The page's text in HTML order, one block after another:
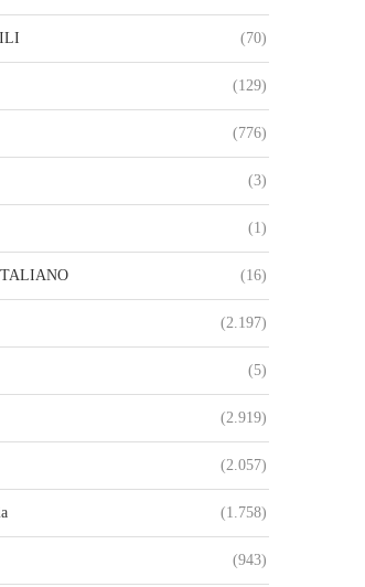
(70)
(129)
(776)
(3)
(1)
(16)
(2.197)
(5)
(2.919)
(2.057)
(1.758)
(943)